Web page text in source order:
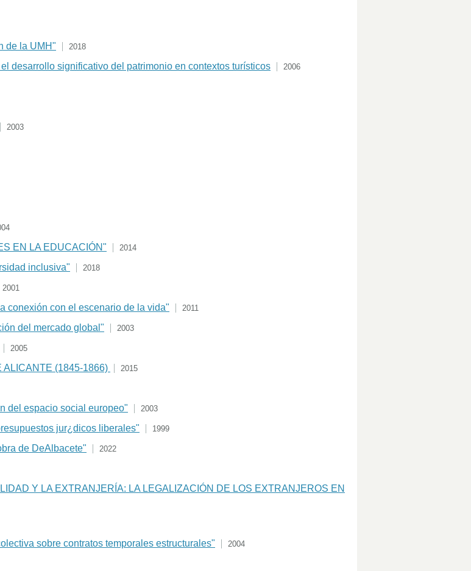
de la UMH" 2018
desarrollo significativo del patrimonio en contextos turísticos 2006
2003
EN LA EDUCACIÓN" 2014
inclusiva" 2018
2001
conexión con el escenario de la vida" 2011
del mercado global" 2003
2005
ALICANTE (1845-1866) 2015
del espacio social europeo" 2003
jur¿dicos liberales" 1999
de DeAlbacete" 2022
Y LA EXTRANJERÍA: LA LEGALIZACIÓN DE LOS EXTRANJEROS EN
sobre contratos temporales estructurales" 2004